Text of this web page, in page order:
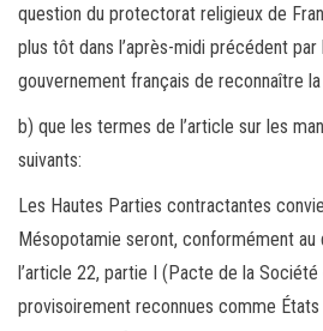
question du protectorat religieux de
plus tôt dans l’après-midi précédent par
gouvernement français de reconnaître
b) que les termes de l’article sur les
suivants:
Les Hautes Parties contractantes
Mésopotamie seront, conformément au
l’article 22, partie I (Pacte de la Société
provisoirement reconnues comme États